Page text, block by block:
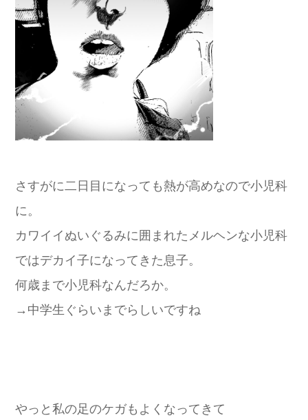
さすがに二日目になっても熱が高めなので小児科
に。
カワイイぬいぐるみに囲まれたメルヘンな小児科
ではデカイ子になってきた息子。
何歳まで小児科なんだろか。
→中学生ぐらいまでらしいですね
やっと私の足のケガもよくなってきて